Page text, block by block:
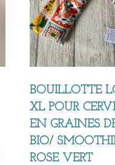
BOUILLOTTE
XL POUR
EN GRAINES
BIO/
ROSE VERT